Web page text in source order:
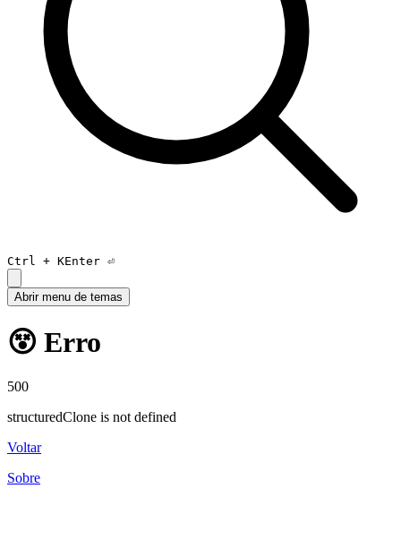
Ctrl + KEnter ⏎
Abrir menu de temas
😵 Erro
500
structuredClone is not defined
Voltar
Sobre